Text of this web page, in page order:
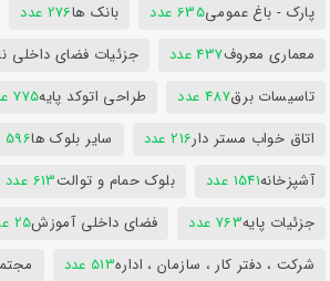
پارک - باغ عمومی635 عدد بانک ها276 عدد
معماری معروف437 عدد جزئیات فضای داخلی
تاسیسات برق487 عدد طراحی اتوکد پایه775 عدد
اتاق خواب مستر دار216 عدد سایر بلوک ها596 عدد
آشپزخانه1541 عدد بلوک حمام و توالت613 عدد
جزئیات پایه763 عدد فضای داخلی آموزش25 عدد
شرکت ، دفتر کار ، سازمان ، اداره513 عدد